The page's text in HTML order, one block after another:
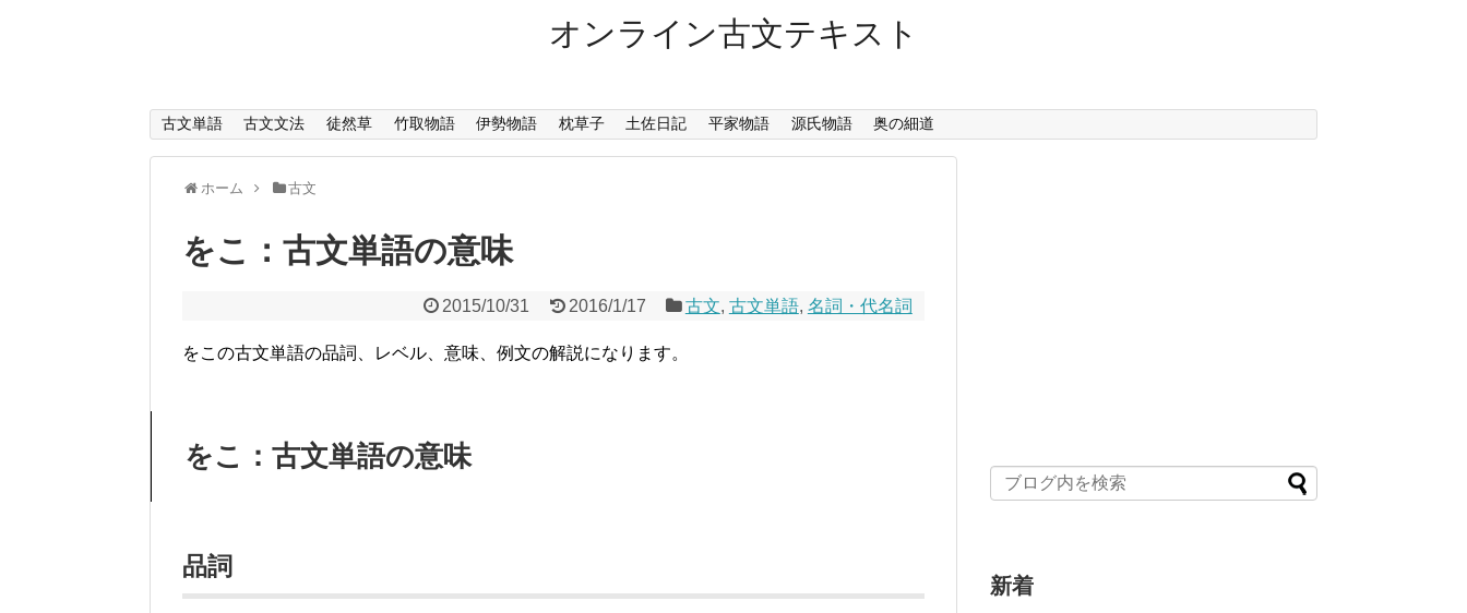
オンライン古文テキスト
古文単語 古文文法 徒然草 竹取物語 伊勢物語 枕草子 土佐日記 平家物語 源氏物語 奥の細道
ホーム 古文
をこ：古文単語の意味
2015/10/31 2016/1/17 古文, 古文単語, 名詞・代名詞
をこの古文単語の品詞、レベル、意味、例文の解説になります。
をこ：古文単語の意味
品詞
新着